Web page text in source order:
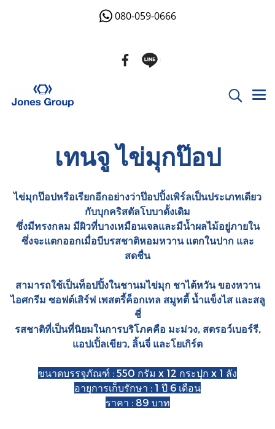
080-059-0666
เทนจู ไข่มุกป๊อป
ไข่มุกป๊อปหรือเรียกอีกอย่างว่าป๊อปปิ้งเพิร์ลเป็นประเภทเดียว
กับบุกคริสตัลโบบาดั้งเดิม
ซึ่งมีทรงกลม มีผิวที่บางเหมือนเจลและมีน้ำผลไม้อยู่ภายใน
ซึ่งจะแตกออกเมื่อบีบรสชาติหอมหวาน เเตกในปาก และ
สดชื่น
สามารถใช้เป็นท็อปปิ้งในชานมไข่มุก ชาไต้หวัน ของหวาน
ไอศกรีม ซอฟต์เสิร์ฟ เพสตรี้ค็อกเทล สมูทตี้ น้ำแข็งไส และสลู
ชี่
รสชาติที่เป็นที่นิยมในการบริโภคคือ มะม่วง, สตรอว์เบอร์รี,
แอปเปิ้ลเขียว, ลิ้นจี่ และโยเกิร์ต
ขนาดบรรจุภัณฑ์ : 550 กรัม x 12 กระปุก x 1 ลัง
อายุการเก็บรักษา : 1 ปี 6 เดือน
ราคา : 89 บาท